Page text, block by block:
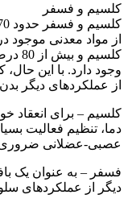
کلسیم و فسفر
وجود دارد. با این
از عملکردهای دیگر بدن
کلسیم – برای انعقاد
دما، تنظیم فعالیت
عصبی-عضلانی
فسفر – به عنوان یک
دیگر از عملکردهای